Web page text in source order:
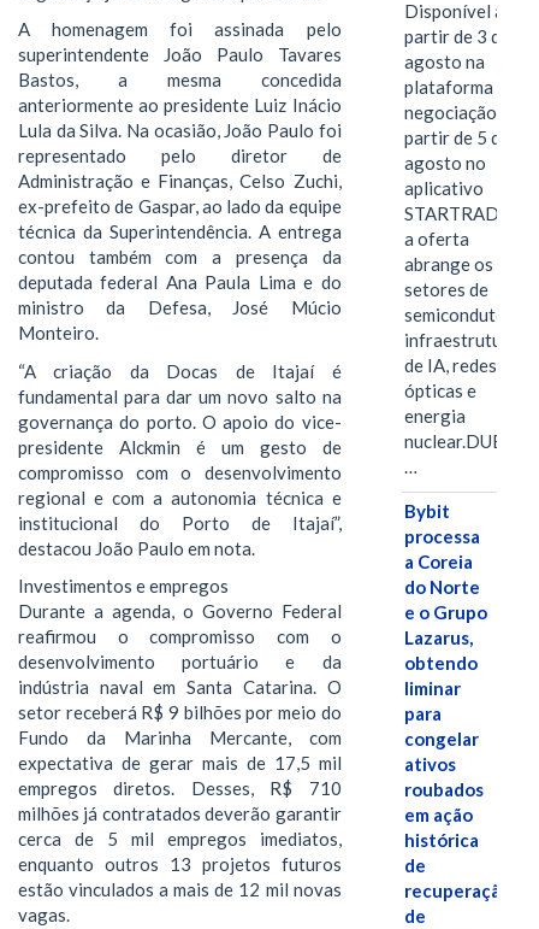
A homenagem foi assinada pelo
superintendente João Paulo Tavares
Bastos, a mesma concedida
anteriormente ao presidente Luiz Inácio
Lula da Silva. Na ocasião, João Paulo foi
representado pelo diretor de
Administração e Finanças, Celso Zuchi,
ex-prefeito de Gaspar, ao lado da equipe
técnica da Superintendência. A entrega
contou também com a presença da
deputada federal Ana Paula Lima e do
ministro da Defesa, José Múcio
Monteiro.
“A criação da Docas de Itajaí é
fundamental para dar um novo salto na
governança do porto. O apoio do vice-
presidente Alckmin é um gesto de
compromisso com o desenvolvimento
regional e com a autonomia técnica e
institucional do Porto de Itajaí”,
destacou João Paulo em nota.
Investimentos e empregos
Durante a agenda, o Governo Federal
reafirmou o compromisso com o
desenvolvimento portuário e da
indústria naval em Santa Catarina. O
setor receberá R$ 9 bilhões por meio do
Fundo da Marinha Mercante, com
expectativa de gerar mais de 17,5 mil
empregos diretos. Desses, R$ 710
milhões já contratados deverão garantir
cerca de 5 mil empregos imediatos,
enquanto outros 13 projetos futuros
estão vinculados a mais de 12 mil novas
vagas.
Disponível a
partir de 3 de
agosto na
plataforma de
negociação e a
partir de 5 de
agosto no
aplicativo
STARTRADER,
a oferta
abrange os
setores de
semicondutores,
infraestrutura
de IA, redes
ópticas e
energia
nuclear.DUBAI,
…
Bybit
processa
a Coreia
do Norte
e o Grupo
Lazarus,
obtendo
liminar
para
congelar
ativos
roubados
em ação
histórica
de
recuperação
de